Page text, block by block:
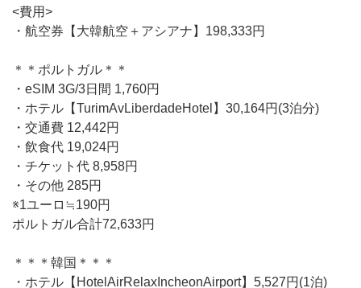
<費用>
・航空券【大韓航空＋アシアナ】198,333円
＊＊ポルトガル＊＊
・eSIM 3G/3日間 1,760円
・ホテル【TurimAvLiberdadeHotel】30,164円(3泊分)
・交通費 12,442円
・飲食代 19,024円
・チケット代 8,958円
・その他 285円
※1ユーロ≒190円
ポルトガル合計72,633円
＊＊＊韓国＊＊＊
・ホテル【HotelAirRelaxIncheonAirport】5,527円(1泊)